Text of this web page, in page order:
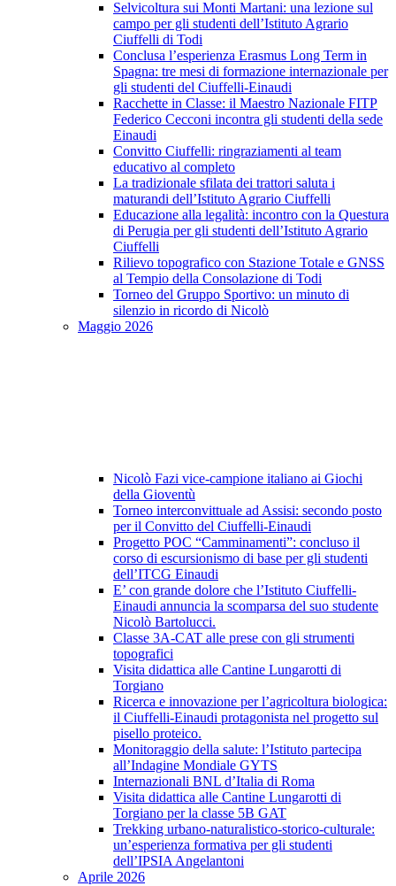
Selvicoltura sui Monti Martani: una lezione sul
campo per gli studenti dell’Istituto Agrario
Ciuffelli di Todi
Conclusa l’esperienza Erasmus Long Term in
Spagna: tre mesi di formazione internazionale per
gli studenti del Ciuffelli-Einaudi
Racchette in Classe: il Maestro Nazionale FITP
Federico Cecconi incontra gli studenti della sede
Einaudi
Convitto Ciuffelli: ringraziamenti al team
educativo al completo
La tradizionale sfilata dei trattori saluta i
maturandi dell’Istituto Agrario Ciuffelli
Educazione alla legalità: incontro con la Questura
di Perugia per gli studenti dell’Istituto Agrario
Ciuffelli
Rilievo topografico con Stazione Totale e GNSS
al Tempio della Consolazione di Todi
Torneo del Gruppo Sportivo: un minuto di
silenzio in ricordo di Nicolò
Maggio 2026
Nicolò Fazi vice-campione italiano ai Giochi
della Gioventù
Torneo interconvittuale ad Assisi: secondo posto
per il Convitto del Ciuffelli-Einaudi
Progetto POC “Camminamenti”: concluso il
corso di escursionismo di base per gli studenti
dell’ITCG Einaudi
E’ con grande dolore che l’Istituto Ciuffelli-
Einaudi annuncia la scomparsa del suo studente
Nicolò Bartolucci.
Classe 3A-CAT alle prese con gli strumenti
topografici
Visita didattica alle Cantine Lungarotti di
Torgiano
Ricerca e innovazione per l’agricoltura biologica:
il Ciuffelli-Einaudi protagonista nel progetto sul
pisello proteico.
Monitoraggio della salute: l’Istituto partecipa
all’Indagine Mondiale GYTS
Internazionali BNL d’Italia di Roma
Visita didattica alle Cantine Lungarotti di
Torgiano per la classe 5B GAT
Trekking urbano-naturalistico-storico-culturale:
un’esperienza formativa per gli studenti
dell’IPSIA Angelantoni
Aprile 2026